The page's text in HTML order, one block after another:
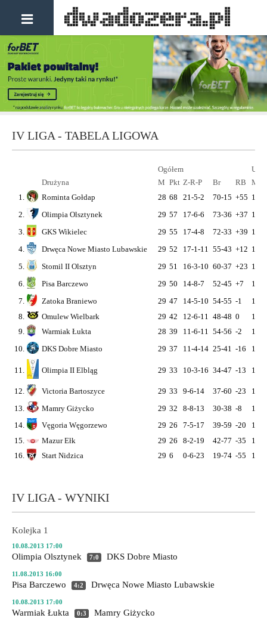
IV LIGA - TABELA LIGOWA
Ogółem
U
Drużyna
M Pkt Z-R-P Br RB M
1.
Rominta Gołdap 28 68 21-5-2 70-15 +55 14
2.
Olimpia Olsztynek 29 57 17-6-6 73-36 +37 14
3.
GKS Wikielec 29 55 17-4-8 72-33 +39 15
4.
Drwęca Nowe Miasto Lubawskie 29 52 17-1-11 55-43 +12 15
5.
Stomil II Olsztyn 29 51 16-3-10 60-37 +23 15
6.
Pisa Barczewo 29 50 14-8-7 52-45 +7 14
7.
Zatoka Braniewo 29 47 14-5-10 54-55 -1 15
8.
Omulew Wielbark 29 42 12-6-11 48-48 0 15
9.
Warmiak Łukta 28 39 11-6-11 54-56 -2 13
10.
DKS Dobre Miasto 29 37 11-4-14 25-41 -16 14
11. Olimpia II Elbląg 29 33 10-3-16 34-47 -13 15
12. Victoria Bartoszyce 29 33 9-6-14 37-60 -23 14
13.
Mamry Giżycko 29 32 8-8-13 30-38 -8 15
14.
Vęgoria Węgorzewo 29 26 7-5-17 39-59 -20 14
15.
Mazur Ełk 29 26 8-2-19 42-77 -35 15
16.
Start Nidzica 29 6 0-6-23 19-74 -55 14
IV LIGA - WYNIKI
Kolejka 1
10.08.2013 17:00
Olimpia Olsztynek 7:0 DKS Dobre Miasto
11.08.2013 16:00
Pisa Barczewo 4:2 Drwęca Nowe Miasto Lubawskie
10.08.2013 17:00
Warmiak Łukta 0:3 Mamry Giżycko